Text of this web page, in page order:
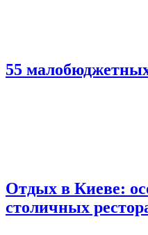
55
Отдых в Киеве:
столичных